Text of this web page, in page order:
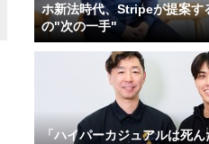
ホ新法時代、Stripeが提案す
の"次の一手"
「ハイパーカジュアルは死